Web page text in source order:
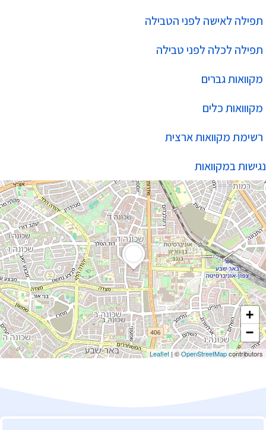
תפילה לאישה לפני הטבילה
תפילה לכלה לפני טבילה
מקוואות גברים
מקווואות כלים
רשימת מקוואות ארצית
נגישות במקוואות
+
−
Leaflet | ©OpenStreetMapcontributors